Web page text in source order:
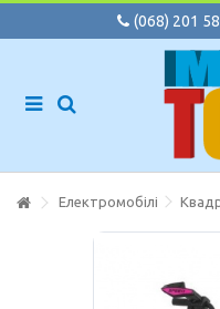
(068) 201
Електромобілі